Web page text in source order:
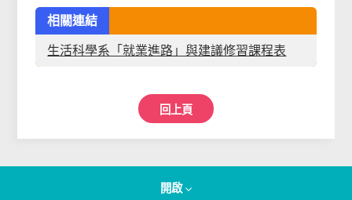
相關連結
生活科學系「就業進路」與建議修習課程表
回上頁
開啟